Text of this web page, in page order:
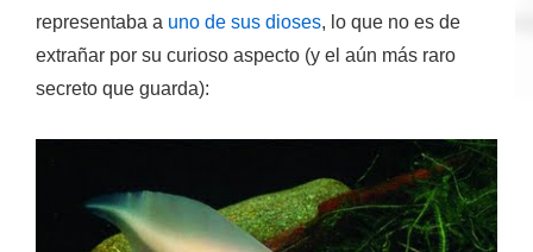
representaba a uno de sus dioses, lo que no es de
extrañar por su curioso aspecto (y el aún más raro
secreto que guarda):